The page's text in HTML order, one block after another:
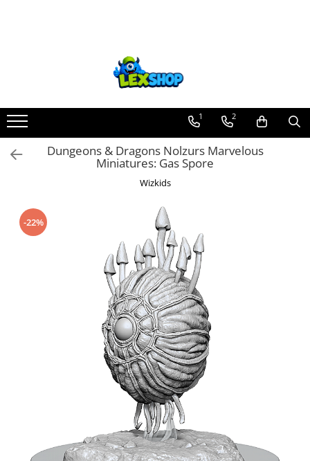
Board Games
Extensii boardgames
Card Games (jocuri cu carti)
Party Games (jocuri de petrecere)
Final Girl - solo game
Miniaturi Arkham Horror
Accesorii pentru boardgames
Protectii carti (Sleeves)
Playmats
1 2
Dungeons & Dragons Nolzurs Marvelous
Miniatures: Gas Spore
Wizkids
-22%